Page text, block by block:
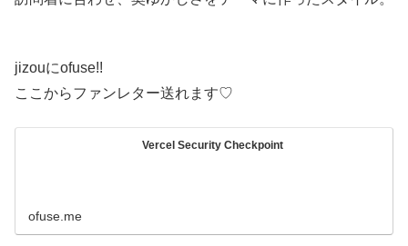
jizouにofuse!!
ここからファンレター送れます♡
Vercel Security Checkpoint
ofuse.me